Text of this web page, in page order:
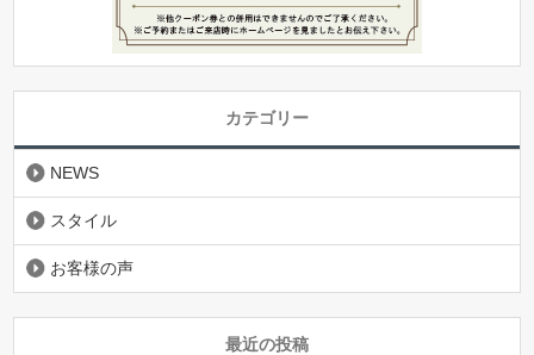
カテゴリー
NEWS
スタイル
お客様の声
最近の投稿